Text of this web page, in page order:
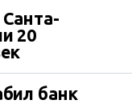
20
банк